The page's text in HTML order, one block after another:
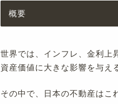
概要
世界では、インフレ、金利上
資産価値に大きな影響を与え
その中で、日本の不動産はこ